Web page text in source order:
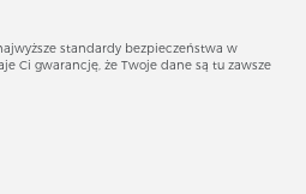
standardy bezpieczeństwa w
Ci gwarancję, że Twoje dane są tu zawsze